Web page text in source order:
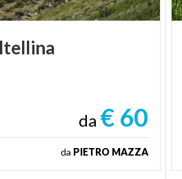
da € 60
da PIETRO MAZZA